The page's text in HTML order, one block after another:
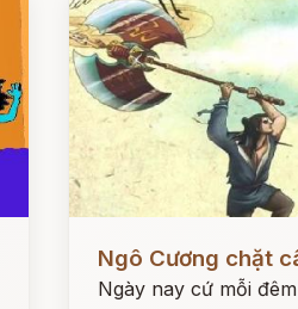
Ngô Cương chặt
Ngày nay cứ mỗi